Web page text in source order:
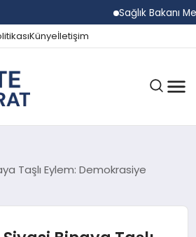
Sağlık Bakanı
Künyeİletişim
Taşlı Eylem: Demokrasiye